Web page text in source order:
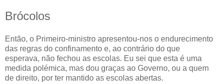
Brócolos
Então, o Primeiro-ministro apresentou-nos o endurecimento
das regras do confinamento e, ao contrário do que
esperava, não fechou as escolas. Eu sei que esta é uma
medida polémica, mas dou graças ao Governo, ou a quem
de direito, por ter mantido as escolas abertas.